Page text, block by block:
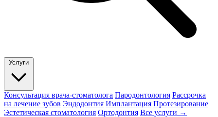
Услуги
Консультация врача-стоматолога Пародонтология Рассрочка
на лечение зубов Эндодонтия Имплантация Протезирование
Эстетическая стоматология Ортодонтия Все услуги →